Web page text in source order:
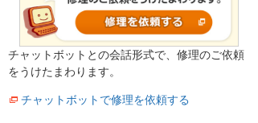
チャットボットとの会話形式で、修理のご依頼
をうけたまわります。
チャットボットで修理を依頼する